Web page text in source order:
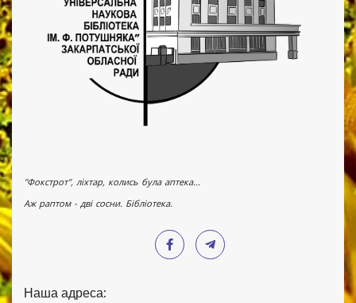
"Фокстрот", ліхтар, колись була аптека...
Аж раптом - дві сосни. Бібліотека.
Наша адреса: